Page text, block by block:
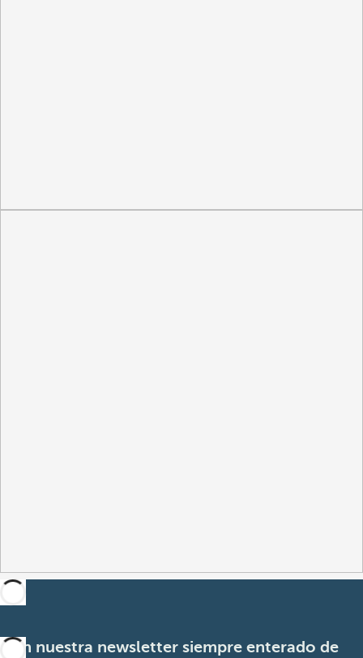
Con nuestra newsletter siempre enterado de